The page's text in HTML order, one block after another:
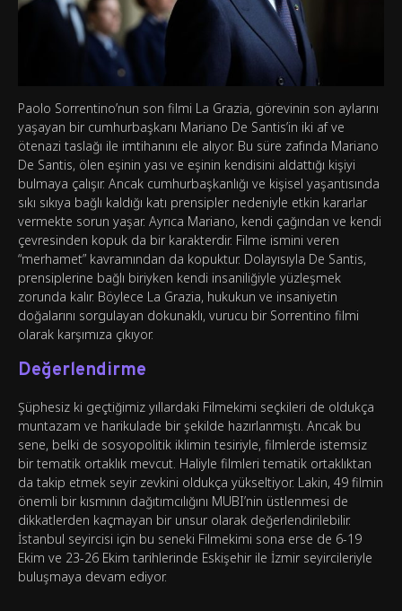
Paolo Sorrentino’nun son filmi La Grazia, görevinin son aylarını
yaşayan bir cumhurbaşkanı Mariano De Santis’in iki af ve
ötenazi taslağı ile imtihanını ele alıyor. Bu süre zafında Mariano
De Santis, ölen eşinin yası ve eşinin kendisini aldattığı kişiyi
bulmaya çalışır. Ancak cumhurbaşkanlığı ve kişisel yaşantısında
sıkı sıkıya bağlı kaldığı katı prensipler nedeniyle etkin kararlar
vermekte sorun yaşar. Ayrıca Mariano, kendi çağından ve kendi
çevresinden kopuk da bir karakterdir. Filme ismini veren
“merhamet” kavramından da kopuktur. Dolayısıyla De Santis,
prensiplerine bağlı biriyken kendi insaniliğiyle yüzleşmek
zorunda kalır. Böylece La Grazia, hukukun ve insaniyetin
doğalarını sorgulayan dokunaklı, vurucu bir Sorrentino filmi
olarak karşımıza çıkıyor.
Değerlendirme
Şüphesiz ki geçtiğimiz yıllardaki Filmekimi seçkileri de oldukça
muntazam ve harikulade bir şekilde hazırlanmıştı. Ancak bu
sene, belki de sosyopolitik iklimin tesiriyle, filmlerde istemsiz
bir tematik ortaklık mevcut. Haliyle filmleri tematik ortaklıktan
da takip etmek seyir zevkini oldukça yükseltiyor. Lakin, 49 filmin
önemli bir kısmının dağıtımcılığını MUBI’nin üstlenmesi de
dikkatlerden kaçmayan bir unsur olarak değerlendirilebilir.
İstanbul seyircisi için bu seneki Filmekimi sona erse de 6-19
Ekim ve 23-26 Ekim tarihlerinde Eskişehir ile İzmir seyircileriyle
buluşmaya devam ediyor.